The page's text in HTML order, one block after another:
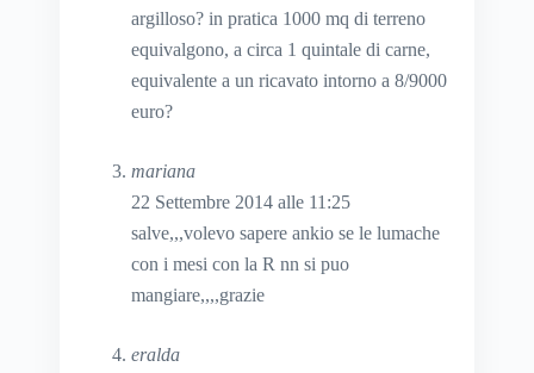
argilloso? in pratica 1000 mq di terreno
equivalgono, a circa 1 quintale di carne,
equivalente a un ricavato intorno a 8/9000
euro?
mariana
22 Settembre 2014 alle 11:25
salve,,,volevo sapere ankio se le lumache
con i mesi con la R nn si puo
mangiare,,,,grazie
eralda